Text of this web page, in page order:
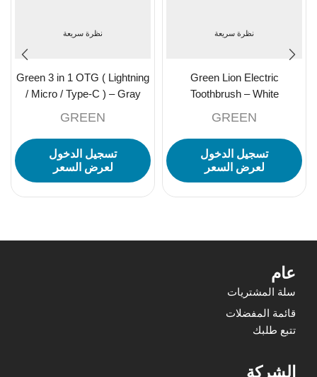
نظرة سريعة
Green Lion Electric
Toothbrush – White
GREEN
تسجيل الدخول
لعرض السعر
نظرة سريعة
Green 3 in 1 OTG ( Lightning
/ Micro / Type-C ) – Gray
GREEN
تسجيل الدخول
لعرض السعر
عام
سلة المشتريات
قائمة المفضلات
تتبع طلبك
الشركة